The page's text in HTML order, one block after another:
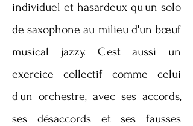
individuel et hasardeux qu'un solo
de saxophone au milieu d'un bœuf
musical jazzy. C'est aussi un
exercice collectif comme celui
d'un orchestre, avec ses accords,
ses désaccords et ses fausses